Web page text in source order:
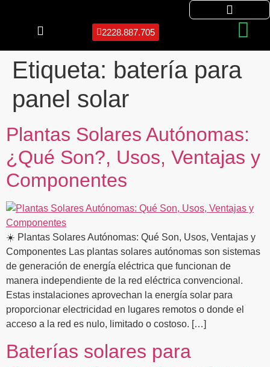
2228.887.705
Etiqueta: batería para
panel solar
Plantas Solares Autónomas:
¿Qué Son?, Usos, Ventajas y
Componentes
☀️ Plantas Solares Autónomas: Qué Son, Usos, Ventajas y
Componentes Las plantas solares autónomas son sistemas
de generación de energía eléctrica que funcionan de
manera independiente de la red eléctrica convencional.
Estas instalaciones aprovechan la energía solar para
proporcionar electricidad en lugares remotos o donde el
acceso a la red es nulo, limitado o costoso. […]
Baterías solares para